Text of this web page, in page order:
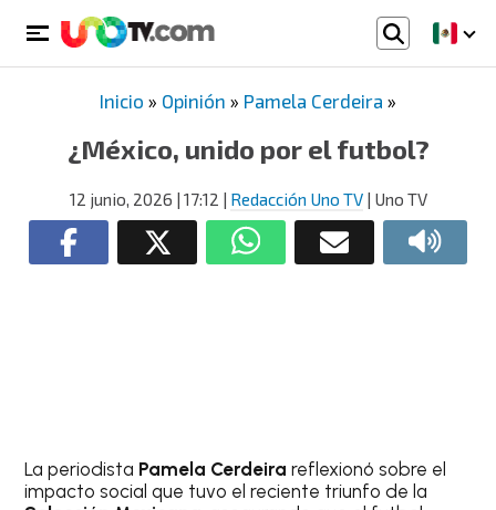
Inicio » Opinión » Pamela Cerdeira »
¿México, unido por el futbol?
12 junio, 2026 | 17:12 | Redacción Uno TV| Uno TV
La periodista Pamela Cerdeira reflexionó sobre el
impacto social que tuvo el reciente triunfo de la